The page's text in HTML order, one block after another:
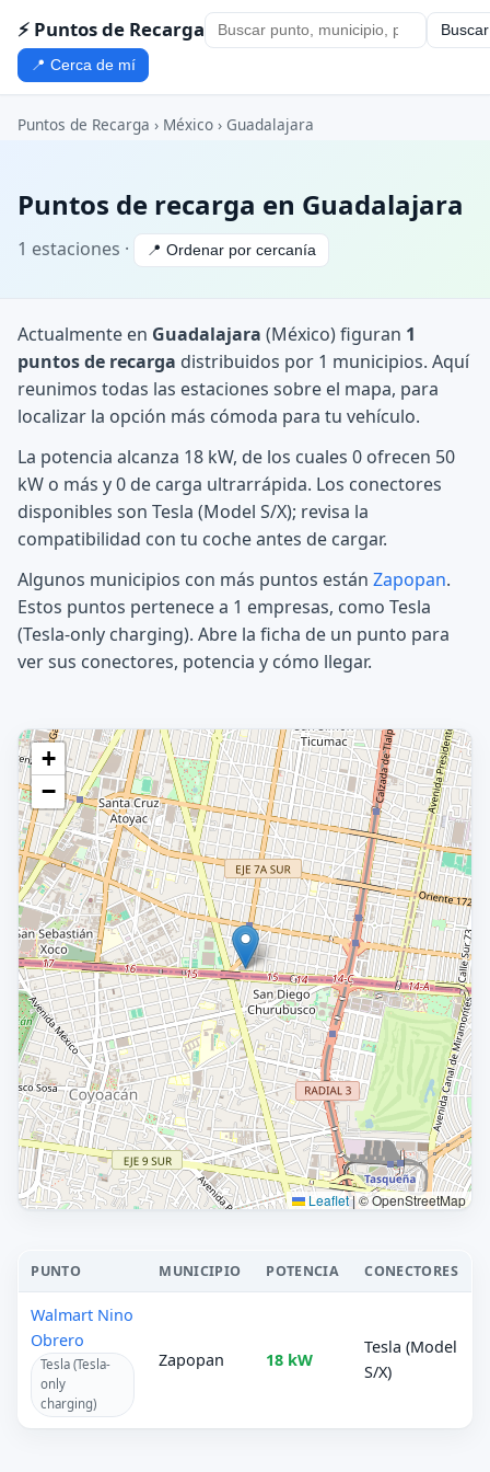
⚡ Puntos de Recarga Buscar
📍 Cerca de mí
Puntos de Recarga › México › Guadalajara
Puntos de recarga en Guadalajara
1 estaciones · 📍 Ordenar por cercanía
Actualmente en Guadalajara (México) figuran 1
puntos de recarga distribuidos por 1 municipios. Aquí
reunimos todas las estaciones sobre el mapa, para
localizar la opción más cómoda para tu vehículo.
La potencia alcanza 18 kW, de los cuales 0 ofrecen 50
kW o más y 0 de carga ultrarrápida. Los conectores
disponibles son Tesla (Model S/X); revisa la
compatibilidad con tu coche antes de cargar.
Algunos municipios con más puntos están Zapopan.
Estos puntos pertenece a 1 empresas, como Tesla
(Tesla-only charging). Abre la ficha de un punto para
ver sus conectores, potencia y cómo llegar.
+
−
Leaflet|© OpenStreetMap
PUNTO MUNICIPIO POTENCIA CONECTORES
Walmart Nino
Obrero
Tesla (Tesla-
only
charging)
Zapopan 18 kW
Tesla (Model
S/X)